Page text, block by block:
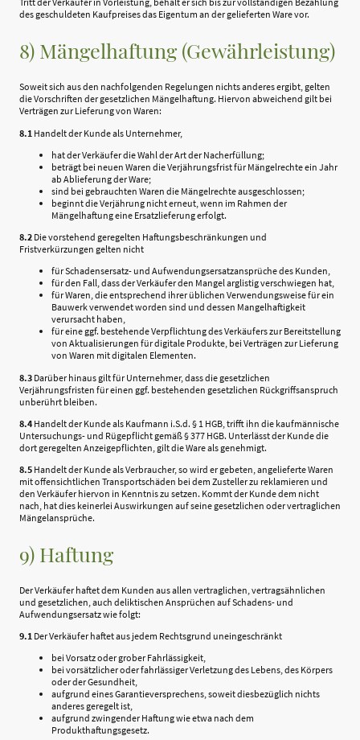
des geschuldeten Kaufpreises das Eigentum an der gelieferten Ware vor.
8) Mängelhaftung (Gewährleistung)
Soweit sich aus den nachfolgenden Regelungen nichts anderes ergibt, gelten
die Vorschriften der gesetzlichen Mängelhaftung. Hiervon abweichend gilt bei
Verträgen zur Lieferung von Waren:
8.1 Handelt der Kunde als Unternehmer,
hat der Verkäufer die Wahl der Art der Nacherfüllung;
beträgt bei neuen Waren die Verjährungsfrist für Mängelrechte ein Jahr
ab Ablieferung der Ware;
sind bei gebrauchten Waren die Mängelrechte ausgeschlossen;
beginnt die Verjährung nicht erneut, wenn im Rahmen der
Mängelhaftung eine Ersatzlieferung erfolgt.
8.2 Die vorstehend geregelten Haftungsbeschränkungen und
Fristverkürzungen gelten nicht
für Schadensersatz- und Aufwendungsersatzansprüche des Kunden,
für den Fall, dass der Verkäufer den Mangel arglistig verschwiegen hat,
für Waren, die entsprechend ihrer üblichen Verwendungsweise für ein
Bauwerk verwendet worden sind und dessen Mangelhaftigkeit
verursacht haben,
für eine ggf. bestehende Verpflichtung des Verkäufers zur Bereitstellung
von Aktualisierungen für digitale Produkte, bei Verträgen zur Lieferung
von Waren mit digitalen Elementen.
8.3 Darüber hinaus gilt für Unternehmer, dass die gesetzlichen
Verjährungsfristen für einen ggf. bestehenden gesetzlichen Rückgriffsanspruch
unberührt bleiben.
8.4 Handelt der Kunde als Kaufmann i.S.d. § 1 HGB, trifft ihn die kaufmännische
Untersuchungs- und Rügepflicht gemäß § 377 HGB. Unterlässt der Kunde die
dort geregelten Anzeigepflichten, gilt die Ware als genehmigt.
8.5 Handelt der Kunde als Verbraucher, so wird er gebeten, angelieferte Waren
mit offensichtlichen Transportschäden bei dem Zusteller zu reklamieren und
den Verkäufer hiervon in Kenntnis zu setzen. Kommt der Kunde dem nicht
nach, hat dies keinerlei Auswirkungen auf seine gesetzlichen oder vertraglichen
Mängelansprüche.
9) Haftung
Der Verkäufer haftet dem Kunden aus allen vertraglichen, vertragsähnlichen
und gesetzlichen, auch deliktischen Ansprüchen auf Schadens- und
Aufwendungsersatz wie folgt:
9.1 Der Verkäufer haftet aus jedem Rechtsgrund uneingeschränkt
bei Vorsatz oder grober Fahrlässigkeit,
bei vorsätzlicher oder fahrlässiger Verletzung des Lebens, des Körpers
oder der Gesundheit,
aufgrund eines Garantieversprechens, soweit diesbezüglich nichts
anderes geregelt ist,
aufgrund zwingender Haftung wie etwa nach dem
Produkthaftungsgesetz.